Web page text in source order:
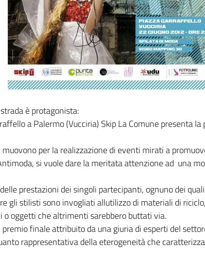
è protagonista:
a Palermo (Vucciria) Skip La Comune presenta
per la realizzazione di eventi mirati a
si vuole dare la meritata attenzione ad una
prestazioni dei singoli partecipanti, ognuno dei
gli stilisti sono invogliati allutilizzo di materiali di
o oggetti che altrimenti sarebbero buttati via.
premio finale attribuito da una giuria di esperti del
rappresentativa della eterogeneità che